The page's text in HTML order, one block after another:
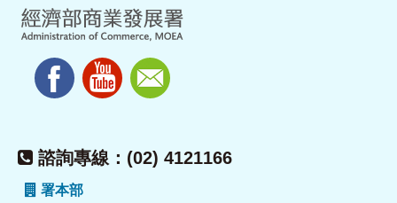
諮詢專線：(02) 4121166
署本部